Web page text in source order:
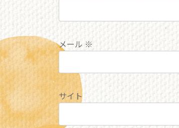
メール ※
サイト